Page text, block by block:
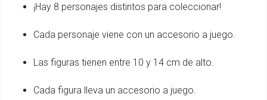
¡Hay 8 personajes distintos para coleccionar!
Cada personaje viene con un accesorio a juego.
Las figuras tienen entre 10 y 14 cm de alto.
Cada figura lleva un accesorio a juego.